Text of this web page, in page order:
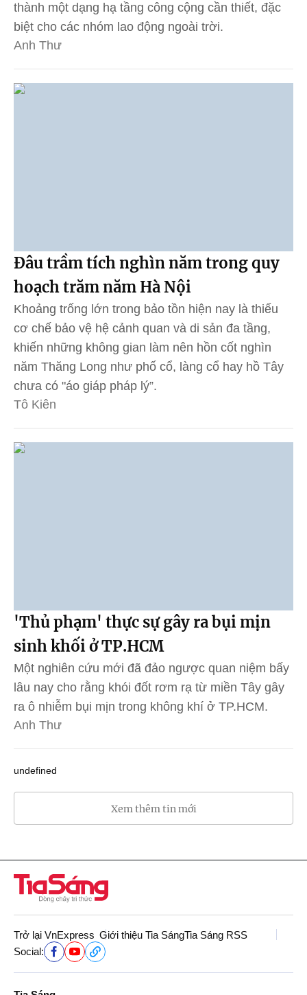
thành một dạng hạ tầng công cộng cần thiết, đặc
biệt cho các nhóm lao động ngoài trời.
Anh Thư
Đâu trầm tích nghìn năm trong quy
hoạch trăm năm Hà Nội
Khoảng trống lớn trong bảo tồn hiện nay là thiếu
cơ chế bảo vệ hệ cảnh quan và di sản đa tầng,
khiến những không gian làm nên hồn cốt nghìn
năm Thăng Long như phố cổ, làng cổ hay hồ Tây
chưa có "áo giáp pháp lý”.
Tô Kiên
'Thủ phạm' thực sự gây ra bụi mịn
sinh khối ở TP.HCM
Một nghiên cứu mới đã đảo ngược quan niệm bấy
lâu nay cho rằng khói đốt rơm rạ từ miền Tây gây
ra ô nhiễm bụi mịn trong không khí ở TP.HCM.
Anh Thư
undefined
Xem thêm tin mới
Trở lại VnExpress Giới thiệu Tia SángTia Sáng RSS
Social: